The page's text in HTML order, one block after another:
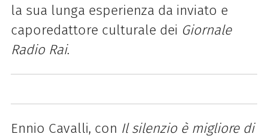
la sua lunga esperienza da inviato e
caporedattore culturale dei Giornale
Radio Rai.
Ennio Cavalli, con Il silenzio è migliore di